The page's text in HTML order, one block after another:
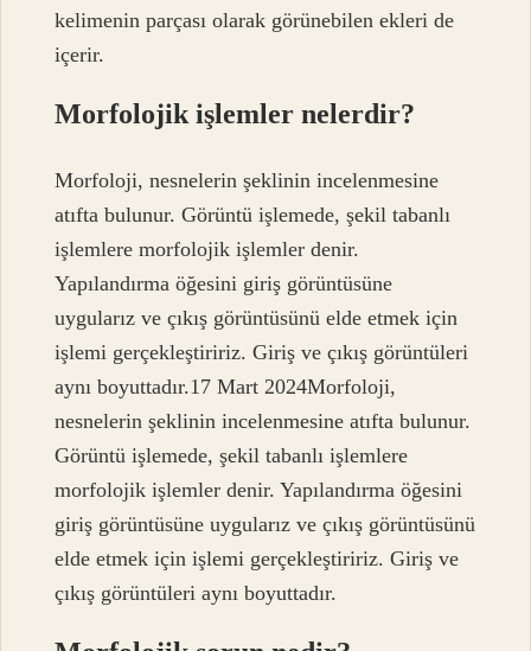
kelimenin parçası olarak görünebilen ekleri de
içerir.
Morfolojik işlemler nelerdir?
Morfoloji, nesnelerin şeklinin incelenmesine
atıfta bulunur. Görüntü işlemede, şekil tabanlı
işlemlere morfolojik işlemler denir.
Yapılandırma öğesini giriş görüntüsüne
uygularız ve çıkış görüntüsünü elde etmek için
işlemi gerçekleştiririz. Giriş ve çıkış görüntüleri
aynı boyuttadır.17 Mart 2024Morfoloji,
nesnelerin şeklinin incelenmesine atıfta bulunur.
Görüntü işlemede, şekil tabanlı işlemlere
morfolojik işlemler denir. Yapılandırma öğesini
giriş görüntüsüne uygularız ve çıkış görüntüsünü
elde etmek için işlemi gerçekleştiririz. Giriş ve
çıkış görüntüleri aynı boyuttadır.